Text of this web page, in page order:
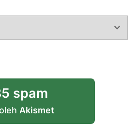
spam
Akismet